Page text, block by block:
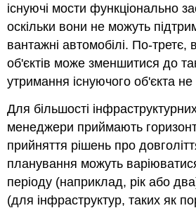
існуючі мости функціонально
оскільки вони не можуть
вантажні автомобілі. По-третє,
об'єктів може зменшитися до
утримання існуючого об'єкта не
Для більшості
менеджери приймають
прийняття рішень про
планування можуть
періоду (наприклад, рік або
(для інфраструктур, таких як